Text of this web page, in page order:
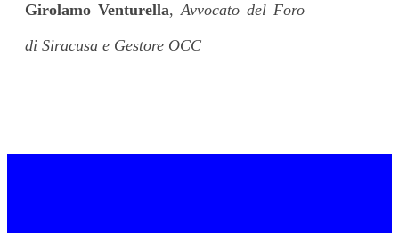
Girolamo Venturella,Avvocato del Foro
di Siracusa e Gestore OCC